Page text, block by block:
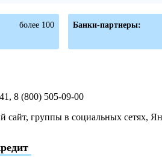
более 100 Банки-партнеры:
8 (800) 505-09-00
группы в социальных сетях,